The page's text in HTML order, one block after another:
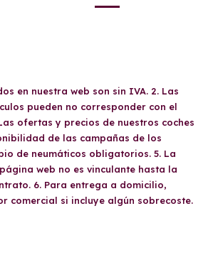
en nuestra web son sin IVA. 2. Las
pueden no corresponder con el
ofertas y precios de nuestros coches
de las campañas de los
de neumáticos obligatorios. 5. La
web no es vinculante hasta la
6. Para entrega a domicilio,
comercial si incluye algún sobrecoste.